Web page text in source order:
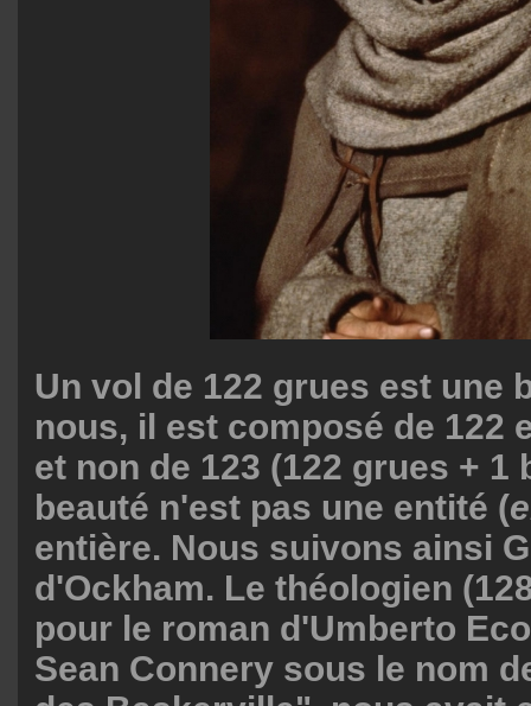
Un vol de 122 grues est une
nous, il est composé de 122
et non de 123 (122 grues + 1
beauté n'est pas une entité (
entière. Nous suivons ainsi
d'Ockham. Le théologien
pour le roman d'Umberto
Sean Connery sous le nom